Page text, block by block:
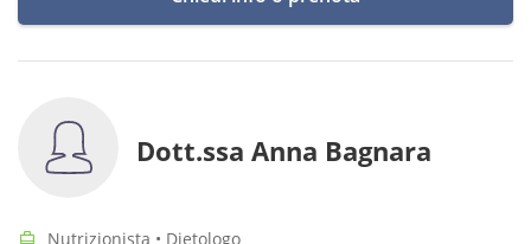
Dott.ssa Anna Bagnara
Nutrizionista • Dietologo